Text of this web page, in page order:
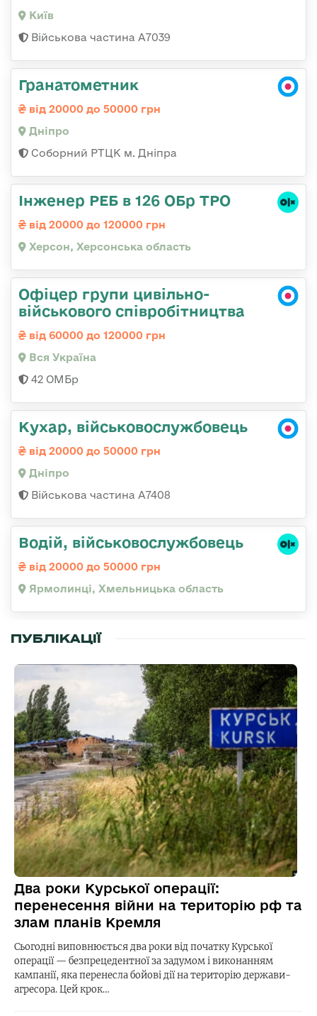
Київ
Військова частина А7039
Гранатометник
від 20000 до 50000 грн
Дніпро
Соборний РТЦК м. Дніпра
Інженер РЕБ в 126 ОБр ТРО
від 20000 до 120000 грн
Херсон, Херсонська область
Офіцер групи цивільно-
військового співробітництва
від 60000 до 120000 грн
Вся Україна
42 ОМБр
Кухар, військовослужбовець
від 20000 до 50000 грн
Дніпро
Військова частина А7408
Водій, військовослужбовець
від 20000 до 50000 грн
Ярмолинці, Хмельницька область
ПУБЛІКАЦІЇ
Два роки Курської операції:
перенесення війни на територію рф та
злам планів Кремля
Сьогодні виповнюється два роки від початку Курської
операції — безпрецедентної за задумом і виконанням
кампанії, яка перенесла бойові дії на територію держави-
агресора. Цей крок…